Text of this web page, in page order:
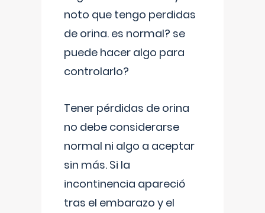
noto que tengo perdidas
de orina. es normal? se
puede hacer algo para
controlarlo?
Tener pérdidas de orina
no debe considerarse
normal ni algo a aceptar
sin más. Si la
incontinencia apareció
tras el embarazo y el